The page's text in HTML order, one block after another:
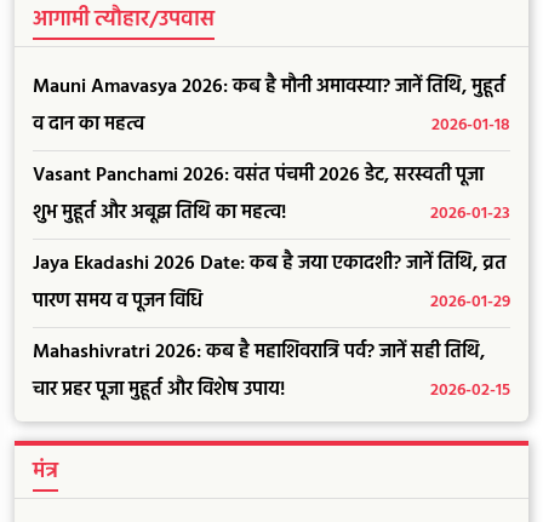
आगामी त्यौहार/उपवास
Mauni Amavasya 2026: कब है मौनी अमावस्या? जानें तिथि, मुहूर्त
व दान का महत्व
2026-01-18
Vasant Panchami 2026: वसंत पंचमी 2026 डेट, सरस्वती पूजा
शुभ मुहूर्त और अबूझ तिथि का महत्व!
2026-01-23
Jaya Ekadashi 2026 Date: कब है जया एकादशी? जानें तिथि, व्रत
पारण समय व पूजन विधि
2026-01-29
Mahashivratri 2026: कब है महाशिवरात्रि पर्व? जानें सही तिथि,
चार प्रहर पूजा मुहूर्त और विशेष उपाय!
2026-02-15
मंत्र